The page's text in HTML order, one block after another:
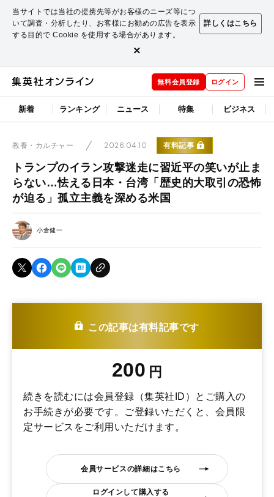
当サイトでは当社の提携先等がお客様のニーズ等につ
いて調査・分析したり、お客様にお勧めの広告を表示
する目的で Cookie を使用する場合があります。
詳しくはこちら
×
無料会員登録 ログイン
新着 ランキング ニュース 特集 ビジネス
教養・カルチャー 2026.04.10 有料記事
トランプのイラン攻撃迷走に習近平の笑いが止ま
らない…怯える日本・台湾「歴史的大取引の恐怖
が迫る」孤立主義を深める米国
小倉健一
この記事は有料記事です
200 円
続きを読むには会員登録（集英社ID）とご購入の
お手続きが必要です。ご登録いただくと、会員限
定サービスをご利用いただけます。
会員サービスの詳細はこちら
ログインして購入する